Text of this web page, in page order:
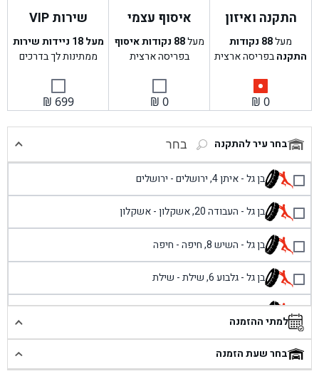
התקנה ואיזון
מעל88 נקודות
התקנהבפריסה ארצית
₪ 0
איסוף עצמי
מעל88 נקודות איסוף
בפריסה ארצית
₪ 0
שירות VIP
מעל 18 ניידות שירות
ממתינות לך בדרכים
₪ 699
בחר עיר להתקנה בחר
בן גל - איתן 4, ירושלים - ירושלים
בן גל - העבודה 20, אשקלון - אשקלון
בן גל - השיש 8, חיפה - חיפה
בן גל - גלבוע 6, שילת - שילת
בן גל - פוריידיס, כניסה צפונית מול כביש 4 - פרדיס
בן גל - שכונת אזור תעשייה זעירה, עיילבון - עיילבון
למתי ההזמנה
בחר שעת הזמנה